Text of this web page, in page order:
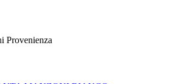
Provenienza